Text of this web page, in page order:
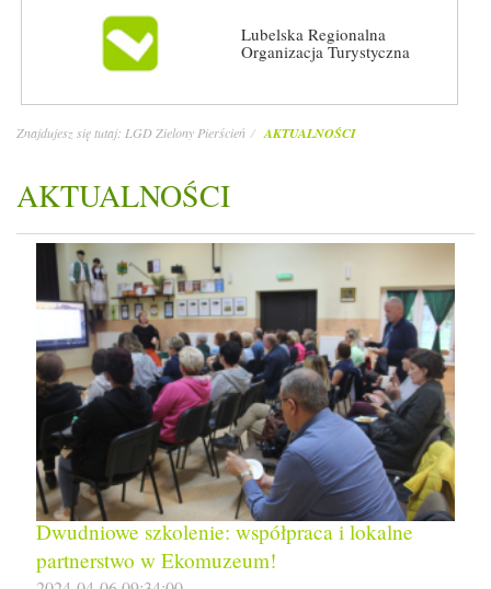
Lubelska Regionalna
Organizacja Turystyczna
Znajdujesz się tutaj: LGD Zielony Pierścień AKTUALNOŚCI
AKTUALNOŚCI
Dwudniowe szkolenie: współpraca i lokalne
partnerstwo w Ekomuzeum!